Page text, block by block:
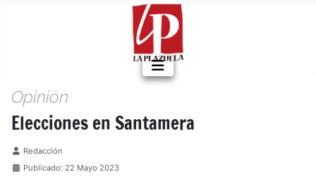
Opinión
Elecciones en Santamera
Detalles
Redacción
Publicado: 22 Mayo 2023